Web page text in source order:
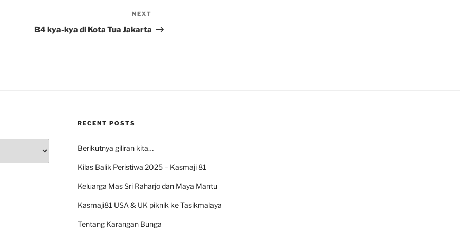
Post
NEXT
B4 kya-kya di Kota Tua Jakarta
RECENT POSTS
Berikutnya giliran kita…
Kilas Balik Peristiwa 2025 – Kasmaji 81
Keluarga Mas Sri Raharjo dan Maya Mantu
Kasmaji81 USA & UK piknik ke Tasikmalaya
Tentang Karangan Bunga